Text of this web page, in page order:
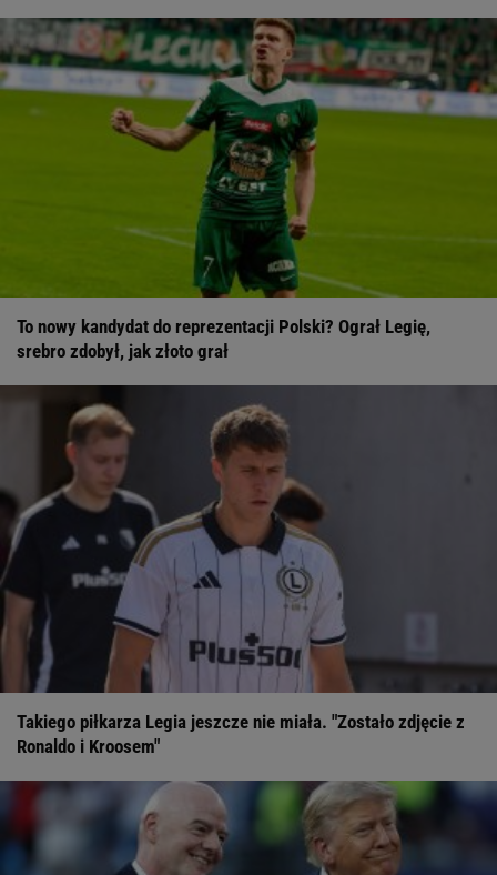
To nowy kandydat do reprezentacji Polski? Ograł Legię,
srebro zdobył, jak złoto grał
Takiego piłkarza Legia jeszcze nie miała. "Zostało zdjęcie z
Ronaldo i Kroosem"